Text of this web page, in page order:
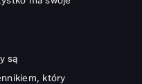
są
który